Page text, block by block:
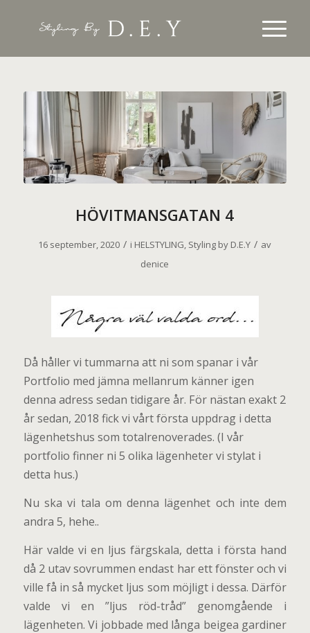
HÖVITMANSGATAN 4
16 september, 2020 / i HELSTYLING, Styling by D.E.Y / av
denice
Då håller vi tummarna att ni som spanar i vår
Portfolio med jämna mellanrum känner igen
denna adress sedan tidigare år. För nästan exakt 2
år sedan, 2018 fick vi vårt första uppdrag i detta
lägenhetshus som totalrenoverades. (I vår
portfolio finner ni 5 olika lägenheter vi stylat i
detta hus.)
Nu ska vi tala om denna lägenhet och inte dem
andra 5, hehe..
Här valde vi en ljus färgskala, detta i första hand
då 2 utav sovrummen endast har ett fönster och vi
ville få in så mycket ljus som möjligt i dessa. Därför
valde vi en ”ljus röd-tråd” genomgående i
lägenheten. Vi jobbade med långa beigea gardiner